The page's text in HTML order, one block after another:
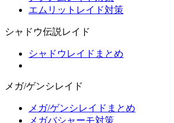
エムリットレイド対策
シャドウ伝説レイド
シャドウレイドまとめ
メガ/ゲンシレイド
メガ/ゲンシレイドまとめ
メガバシャーモ対策